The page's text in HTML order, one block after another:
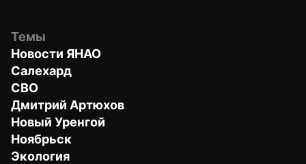
Темы
Новости ЯНАО
Салехард
СВО
Дмитрий Артюхов
Новый Уренгой
Ноябрьск
Экология